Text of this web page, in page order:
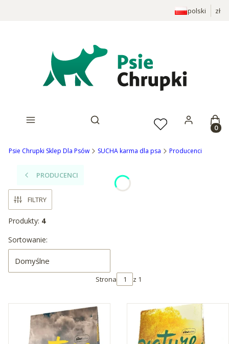
polski zł
Otwórz wyszukiwarkę
Psie Chrupki Sklep Dla Psów SUCHA karma dla psa Producenci
PRODUCENCI
FILTRY
Produkty: 4
Lista produktów
Sortowanie:
Domyślne
Strona z 1